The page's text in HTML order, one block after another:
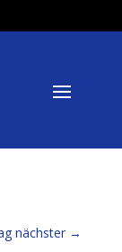
nächster →